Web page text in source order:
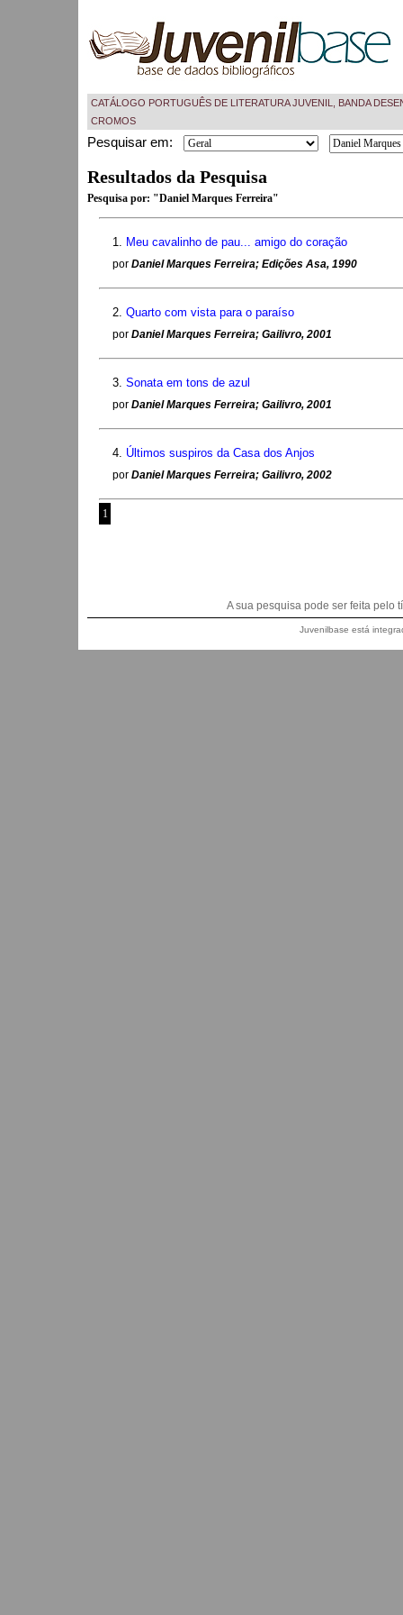
CATÁLOGO PORTUGUÊS DE LITERATURA JUVENIL, BANDA
CROMOS
Pesquisar em:
Resultados da Pesquisa
Pesquisa por: "Daniel Marques Ferreira"
1. Meu cavalinho de pau... amigo do coração
por Daniel Marques Ferreira; Edições Asa, 1990
2. Quarto com vista para o paraíso
por Daniel Marques Ferreira; Gailivro, 2001
3. Sonata em tons de azul
por Daniel Marques Ferreira; Gailivro, 2001
4. Últimos suspiros da Casa dos Anjos
por Daniel Marques Ferreira; Gailivro, 2002
1
A sua pesquisa pode ser feita pelo
Juvenilbase está